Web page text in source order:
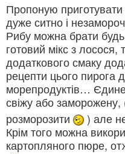
Пропоную
дуже ситно і
Рибу можна брати
готовий мікс з лосося,
додаткового смаку
рецепти цього пирога
морепродуктів…
свіжу або
розморозити
) але
Крім того можна
картопляного пюре,